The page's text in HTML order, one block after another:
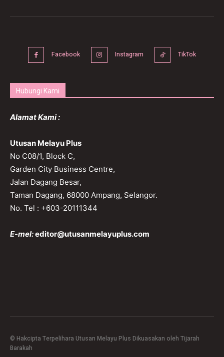
Facebook Instagram TikTok
Hubungi Kami
Alamat Kami :
Utusan Melayu Plus
No C08/1, Block C,
Garden City Business Centre,
Jalan Dagang Besar,
Taman Dagang, 68000 Ampang, Selangor.
No. Tel : +603-20111344
E-mel:editor@utusanmelayuplus.com
© Hakcipta Terpelihara Utusan Melayu Plus Dikuasakan oleh Tijarah
Barakah